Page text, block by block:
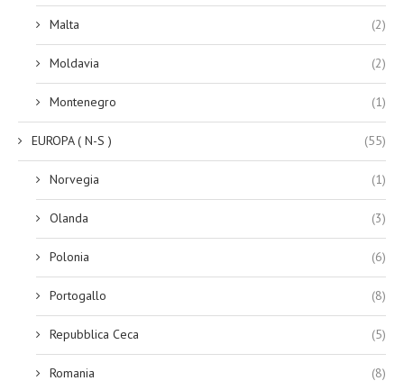
Malta (2)
Moldavia (2)
Montenegro (1)
EUROPA ( N-S ) (55)
Norvegia (1)
Olanda (3)
Polonia (6)
Portogallo (8)
Repubblica Ceca (5)
Romania (8)